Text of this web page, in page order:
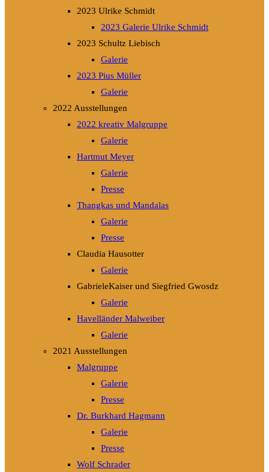
2023 Ulrike Schmidt
2023 Galerie Ulrike Schmidt
2023 Schultz Liebisch
Galerie
2023 Pius Müller
Galerie
2022 Ausstellungen
2022 kreativ Malgruppe
Galerie
Hartmut Meyer
Galerie
Presse
Thangkas und Mandalas
Galerie
Presse
Claudia Hausotter
Galerie
GabrieleKaiser und Siegfried Gwosdz
Galerie
Havelländer Malweiber
Galerie
2021 Ausstellungen
Malgruppe
Galerie
Presse
Dr. Burkhard Hagmann
Galerie
Presse
Wolf Schrader